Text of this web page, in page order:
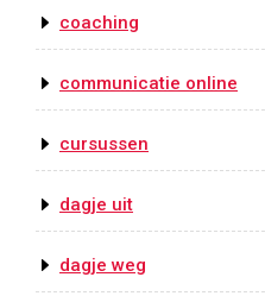
coaching
communicatie online
cursussen
dagje uit
dagje weg